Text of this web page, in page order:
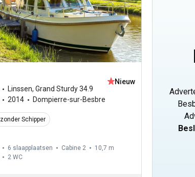
Linssen, Grand Sturdy 34.9
2014
Dompierre-sur-Besbre
Nieuw
zonder Schipper
6 slaapplaatsen Cabine 2
10,7 m
2 WC